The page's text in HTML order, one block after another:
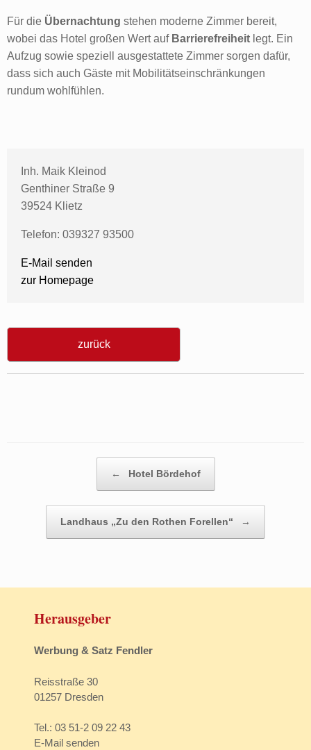
Für die Übernachtung stehen moderne Zimmer bereit,
wobei das Hotel großen Wert auf Barrierefreiheit legt. Ein
Aufzug sowie speziell ausgestattete Zimmer sorgen dafür,
dass sich auch Gäste mit Mobilitätseinschränkungen
rundum wohlfühlen.
Inh. Maik Kleinod
Genthiner Straße 9
39524 Klietz
Telefon: 039327 93500
E-Mail senden
zur Homepage
zurück
Beitragsnavigation
← Hotel Bördehof
Landhaus „Zu den Rothen Forellen“ →
Herausgeber
Werbung & Satz Fendler
Reisstraße 30
01257 Dresden
Tel.: 03 51-2 09 22 43
E-Mail senden